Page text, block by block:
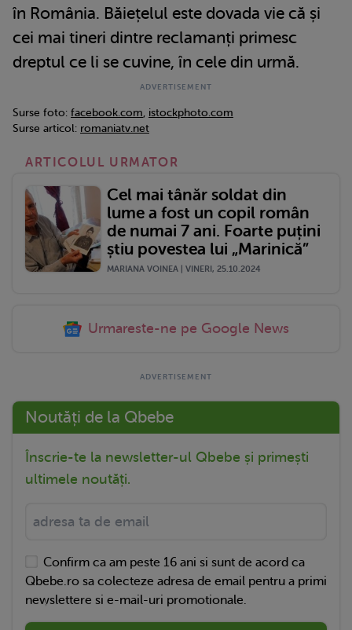
în România. Băiețelul este dovada vie că și
cei mai tineri dintre reclamanți primesc
dreptul ce li se cuvine, în cele din urmă.
Surse foto: facebook.com, istockphoto.com
Surse articol: romaniatv.net
ARTICOLUL URMATOR
Cel mai tânăr soldat din
lume a fost un copil român
de numai 7 ani. Foarte puțini
știu povestea lui „Marinică”
MARIANA VOINEA | VINERI, 25.10.2024
Urmareste-ne pe Google News
Noutăți de la Qbebe
Înscrie-te la newsletter-ul Qbebe și primești
ultimele noutăți.
Confirm ca am peste 16 ani si sunt de acord ca
Qbebe.ro sa colecteze adresa de email pentru a primi
newslettere si e-mail-uri promotionale.